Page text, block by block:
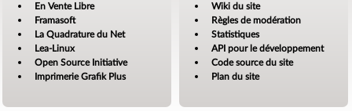
En Vente Libre
Framasoft
La Quadrature du Net
Lea-Linux
Open Source Initiative
Imprimerie Grafik Plus
Wiki du site
Règles de modération
Statistiques
API pour le développement
Code source du site
Plan du site